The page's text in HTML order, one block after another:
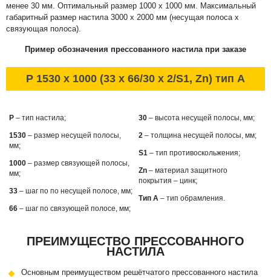
менее 30 мм. Оптимальный размер 1000 х 1000 мм. Максимальный
габаритный размер настила 3000 х 2000 мм (несущая полоса х
связующая полоса).
Пример обозначения прессованного настила при заказе
P 1530 x 1000 (33 x 66/30 x 2/S1, Zn) тип А
P – тип настила;
1530 – размер несущей полосы,
мм;
1000 – размер связующей полосы,
мм;
33 – шаг по по несущей полосе, мм;
66 – шаг по связующей полосе, мм;
30 – высота несущей полосы, мм;
2 – толщина несущей полосы, мм;
S1 – тип противоскольжения;
Zn – материал защитного
покрытия – цинк;
Тип А – тип обрамления.
ПРЕИМУЩЕСТВО ПРЕССОВАННОГО
НАСТИЛА
Основным преимуществом решётчатого прессованного настила